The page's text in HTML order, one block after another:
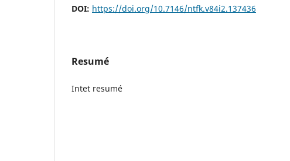
DOI: https://doi.org/10.7146/ntfk.v84i2.137436
Resumé
Intet resumé